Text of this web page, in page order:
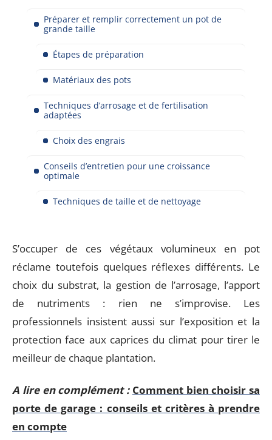
Préparer et remplir correctement un pot de
grande taille
Étapes de préparation
Matériaux des pots
Techniques d’arrosage et de fertilisation
adaptées
Choix des engrais
Conseils d’entretien pour une croissance
optimale
Techniques de taille et de nettoyage
S’occuper de ces végétaux volumineux en pot
réclame toutefois quelques réflexes différents. Le
choix du substrat, la gestion de l’arrosage, l’apport
de nutriments : rien ne s’improvise. Les
professionnels insistent aussi sur l’exposition et la
protection face aux caprices du climat pour tirer le
meilleur de chaque plantation.
A lire en complément : Comment bien choisir sa
porte de garage : conseils et critères à prendre
en compte